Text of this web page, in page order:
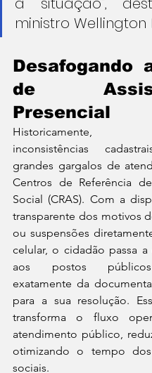
ministro Wellington
Desafogando
de
Presencial
Historicamente,
inconsistências
grandes gargalos de
Centros de Referência
Social (CRAS). Com a
transparente dos motivos
ou suspensões
celular, o cidadão passa a
aos postos
exatamente da
para a sua resolução.
transforma o fluxo
atendimento público,
otimizando o tempo dos
sociais.